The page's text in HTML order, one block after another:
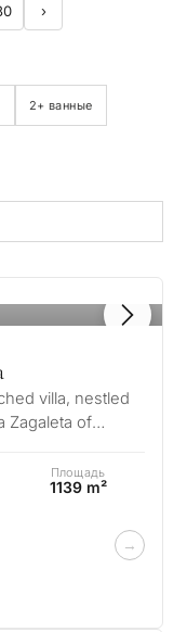
›
2+ ванные
villa, nestled
Zagaleta of
Площадь
1139 m²